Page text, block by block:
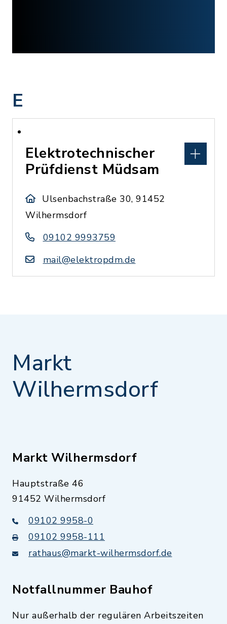
E
Elektrotechnischer
Prüfdienst Müdsam
Ulsenbachstraße 30, 91452
Wilhermsdorf
09102 9993759
mail@elektropdm.de
Markt
Wilhermsdorf
Markt Wilhermsdorf
Hauptstraße 46
91452 Wilhermsdorf
09102 9958-0
09102 9958-111
rathaus@markt-wilhermsdorf.de
Notfallnummer Bauhof
Nur außerhalb der regulären Arbeitszeiten